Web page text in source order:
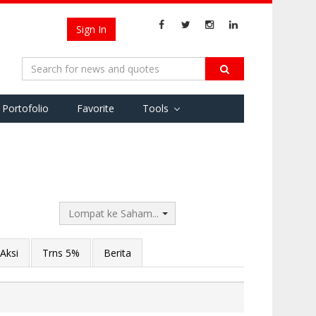
Sign In
Portofolio Favorite Tools
Lompat ke Saham...
Aksi Trns 5% Berita